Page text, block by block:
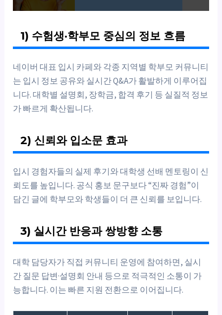
1) 수험생·학부모 중심의 정보 흐름
네이버 대표 입시 카페와 각종 지역별 학부모 커뮤니티
는 입시 정보 공유와 실시간 Q&A가 활발하게 이루어집
니다. 대학별 설명회, 장학금, 합격 후기 등 실질적 정보
가 빠르게 확산됩니다.
2) 신뢰와 입소문 효과
입시 경험자들의 실제 후기와 대학생 선배 멘토링이 신
뢰도를 높입니다. 공식 홍보 문구보다 “진짜 경험”이
담긴 글에 학부모와 학생들이 더 큰 신뢰를 보입니다.
3) 실시간 반응과 쌍방향 소통
대학 담당자가 직접 커뮤니티 운영에 참여하면, 실시
간 질문 답변·설명회 안내 등으로 적극적인 소통이 가
능합니다. 이는 빠른 지원 전환으로 이어집니다.